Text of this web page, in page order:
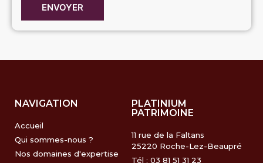
ENVOYER
PLATINIUM
PATRIMOINE
11 rue de la Faltans
25220 Roche-Lez-Beaupré
Tél : 03 81 51 31 23
NAVIGATION
Accueil
Qui sommes-nous ?
Nos domaines d'expertise